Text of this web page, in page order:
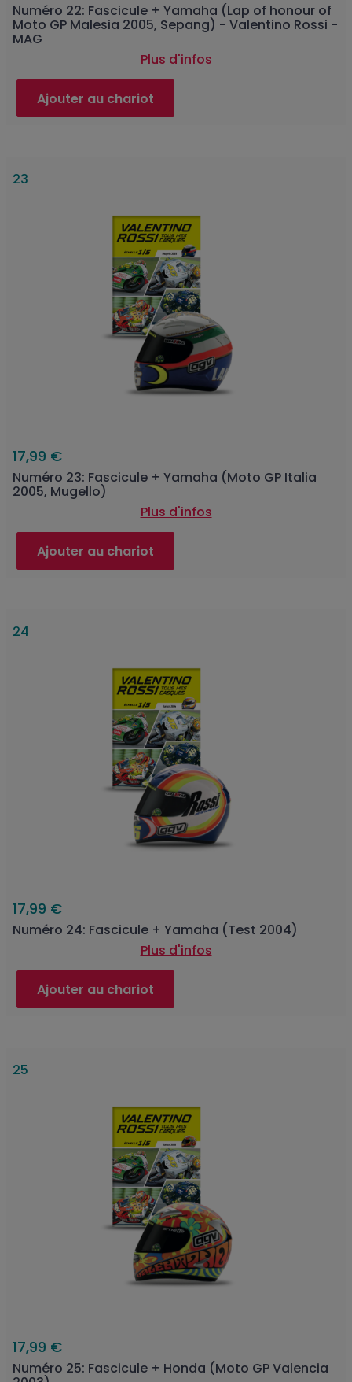
Numéro 22: Fascicule + Yamaha (Lap of honour of
Moto GP Malesia 2005, Sepang) - Valentino Rossi -
MAG
Plus d'infos
Ajouter au chariot
23
17,99 €
Numéro 23: Fascicule + Yamaha (Moto GP Italia
2005, Mugello)
Plus d'infos
Ajouter au chariot
24
17,99 €
Numéro 24: Fascicule + Yamaha (Test 2004)
Plus d'infos
Ajouter au chariot
25
17,99 €
Numéro 25: Fascicule + Honda (Moto GP Valencia